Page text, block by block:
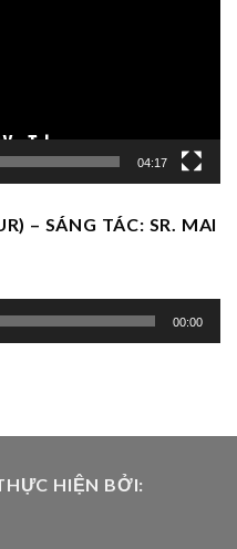
04:17
– SÁNG TÁC: SR. MAI
00:00
HIỆN BỞI: